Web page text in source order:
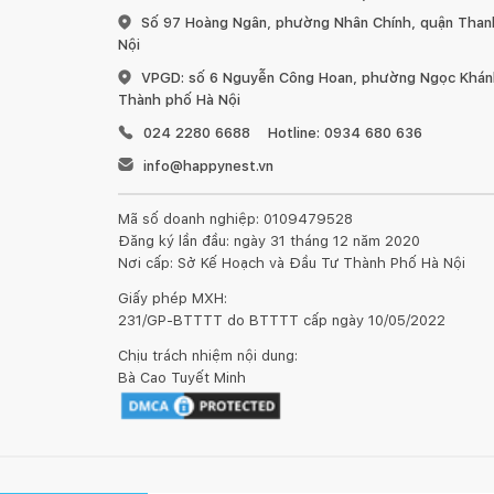
1. Đối với đồ gỗ ngoài trời:
Đồ gỗ đặt ở ngoài trời như ban công, trong
nắng trực tiếp, tốt nhất là dưới bóng râm và mái
trên để tránh cho gỗ bị nứt và bề mặt gỗ bị lão hóa.
Khoảng 3 - 6 tháng một lần nên làm mới bàn
nấm mốc... và co giãn theo gỗ khi gặp thời tiết
Trong quá trình thực hiện bảo trì sản phẩm bạn
tiên, hãy làm sạch bụi bẩn trên sản phẩm bằng
để làm sạch các vết bẩn khó đi. Sau đó lau và để
Sau đó, dùng vải khô lau sạch bụi gỗ trên sản
Số 97 Hoàng Ngân, phường Nhân Chính, quận
Nội
VPGD: số 6 Nguyễn Công Hoan, phường Ngọc
Thành phố Hà Nội
024 2280 6688
Hotline: 0934 680 636
info@happynest.vn
Mã số doanh nghiệp: 0109479528
Đăng ký lần đầu: ngày 31 tháng 12 năm 2020
Nơi cấp: Sở Kế Hoạch và Đầu Tư Thành Phố Hà Nội
Giấy phép MXH:
231/GP-BTTTT do BTTTT cấp ngày 10/05/2022
Chịu trách nhiệm nội dung:
Bà Cao Tuyết Minh